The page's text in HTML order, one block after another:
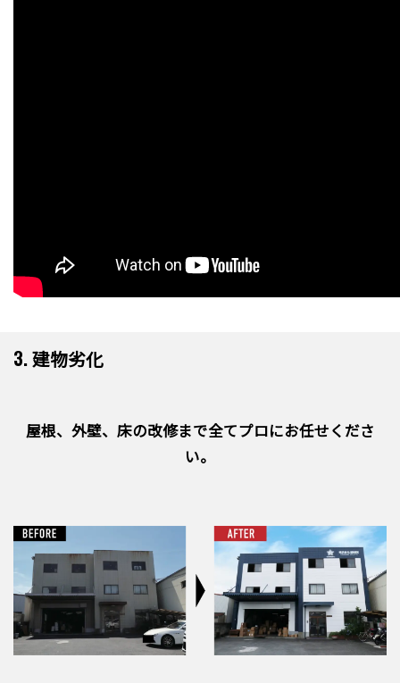
3. 建物劣化
屋根、外壁、床の改修まで全てプロにお任せくださ
い。